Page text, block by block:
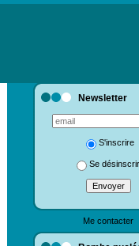
Newsletter
S'inscrire
Se
Me contacter